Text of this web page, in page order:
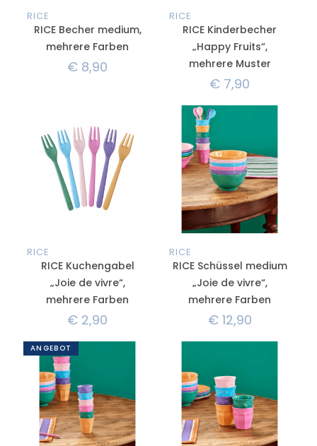
RICE
RICE Becher medium,
mehrere Farben
€ 8,90
RICE
RICE Kinderbecher
„Happy Fruits“,
mehrere Muster
€ 7,90
RICE
RICE Kuchengabel
„Joie de vivre“,
mehrere Farben
€ 2,90
RICE
RICE Schüssel medium
„Joie de vivre“,
mehrere Farben
€12,90
ANGEBOT